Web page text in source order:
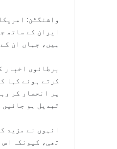
واشنگٹن:
ایران کے ساتھ
ہیں، جہاں ان
برطانوی اخبار
کرتے ہوئے کہا
پر انحصار کر
تبدیل ہو
انہوں نے مزید
تھی، کیونکہ